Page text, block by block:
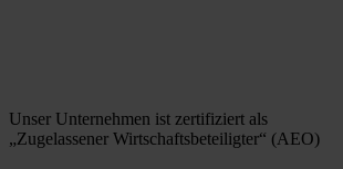
Unser Unternehmen ist zertifiziert als
„Zugelassener Wirtschaftsbeteiligter“ (AEO)